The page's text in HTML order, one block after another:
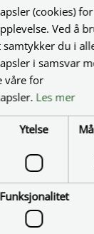
Jørgensen.
åpner to
i
etter.
inn, og
(cookies)
Ved å
samtykker du i
i samsvar
våre for
Les mer
Ytelse
Funksjonalitet